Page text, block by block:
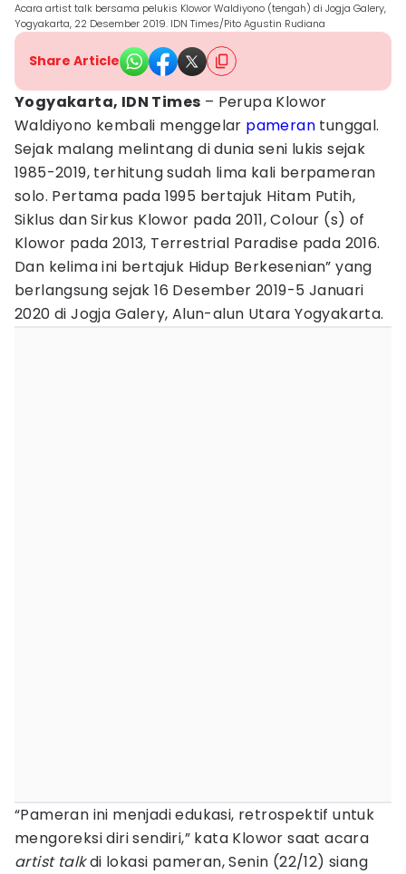
Acara artist talk bersama pelukis Klowor Waldiyono (tengah) di Jogja Galery,
Yogyakarta, 22 Desember 2019. IDN Times/Pito Agustin Rudiana
Share Article
Yogyakarta, IDN Times – Perupa Klowor
Waldiyono kembali menggelar pameran tunggal.
Sejak malang melintang di dunia seni lukis sejak
1985-2019, terhitung sudah lima kali berpameran
solo. Pertama pada 1995 bertajuk Hitam Putih,
Siklus dan Sirkus Klowor pada 2011, Colour (s) of
Klowor pada 2013, Terrestrial Paradise pada 2016.
Dan kelima ini bertajuk Hidup Berkesenian” yang
berlangsung sejak 16 Desember 2019-5 Januari
2020 di Jogja Galery, Alun-alun Utara Yogyakarta.
“Pameran ini menjadi edukasi, retrospektif untuk
mengoreksi diri sendiri,” kata Klowor saat acara
artist talkdi lokasi pameran, Senin (22/12) siang